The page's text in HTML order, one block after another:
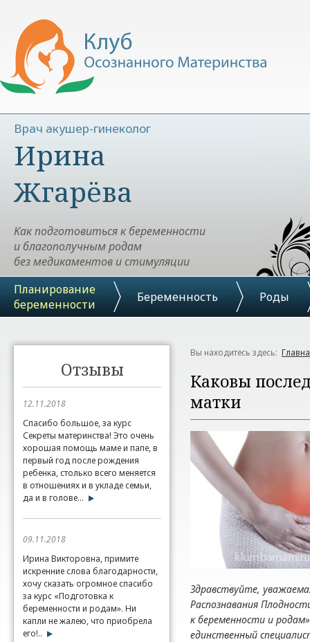
Врач акушер-гинеколог
Ирина
Жгарёва
Как подготовиться к беременности
и благополучным родам
без медикаментов и стимуляции
Планирование
беременности
Беременность Роды
Отзывы
12.11.2018
Спасибо большое, за курс
Секреты материнства! Это очень
хорошая помощь маме и папе, в
первый год после рождения
ребенка, столько всего меняется
в отношениях и в укладе семьи,
да и в голове...
09.11.2018
Ирина Викторовна, примите
искренние слова благодарности,
хочу сказать огромное спасибо
за курс «Подготовка к
беременности и родам». Ни
капли не жалею, что приобрела
его!..
Вы находитесь здесь:
Каковы
матки
Здравствуйте,
Распознавания
к беременности и
единственный